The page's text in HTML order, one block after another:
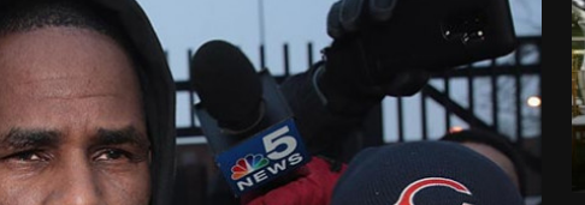
Taylor Swift officieel getrouwd met Travis
Kelce
1 month ago